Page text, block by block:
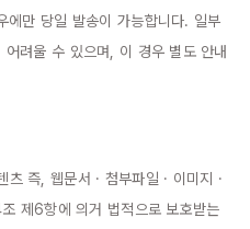
에만 당일 발송이 가능합니다. 일부
려울 수 있으며, 이 경우 별도 안내
즉, 웹문서 · 첨부파일 · 이미지 ·
제6항에 의거 법적으로 보호받는